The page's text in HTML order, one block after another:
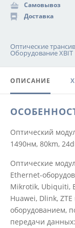
Самовывоз
Доставка
Оптические
Оборудование XBIT
ОПИСАНИЕ
Оптический
1490нм, 80km,
Оптические
Ethernet-
Mikrotik, Ubiquiti,
Huawei, Dlink,
оборудованием,
передачи